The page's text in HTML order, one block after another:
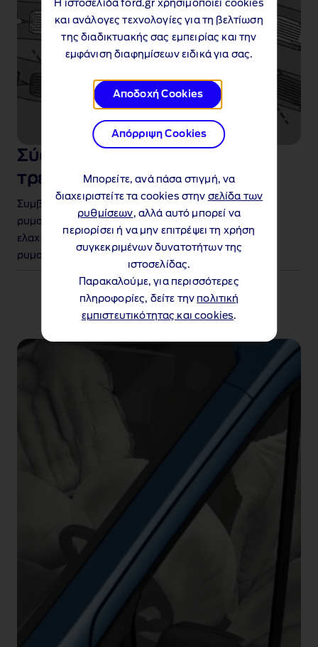
Η ιστοσελίδα ford.gr χρησιμοποιεί cookies
και ανάλογες τεχνολογίες για τη βελτίωση
της διαδικτυακής σας εμπειρίας και την
εμφάνιση διαφημίσεων ειδικά για σας.
Αποδοχή Cookies
Απόρριψη Cookies
Μπορείτε, ανά πάσα στιγμή, να
διαχειριστείτε τα cookies στην σελίδα των
ρυθμίσεων, αλλά αυτό μπορεί να
περιορίσει ή να μην επιτρέψει τη χρήση
συγκεκριμένων δυνατοτήτων της
ιστοσελίδας.
Παρακαλούμε, για περισσότερες
πληροφορίες, δείτε την πολιτική
εμπιστευτικότητας και cookies.
Σύστημα ελέγχου ευστάθειας
τρέιλερ
Συμβάλλει στην ασφαλέστερη και πιο ελεγχόμενη
ρυμούλκηση, ανιχνεύοντας και βοηθώντας στην
ελαχιστοποίηση των ταλαντώσεων του
ρυμουλκούμενου, επιβραδύνοντας το όχημα